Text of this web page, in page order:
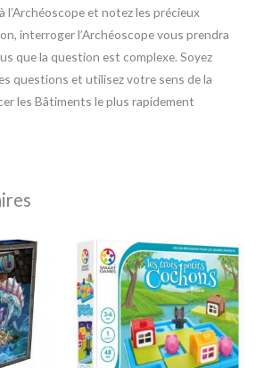
l’Archéoscope et notez les précieux
interroger l’Archéoscope vous prendra
que la question est complexe. Soyez
questions et utilisez votre sens de la
les Bâtiments le plus rapidement